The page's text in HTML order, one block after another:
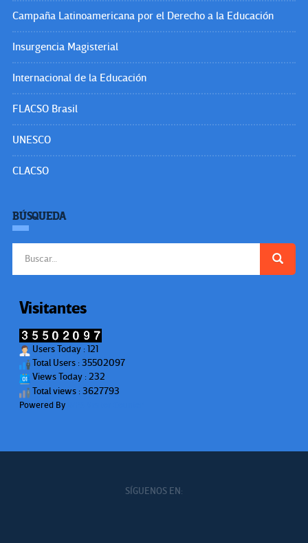
Campaña Latinoamericana por el Derecho a la Educación
Insurgencia Magisterial
Internacional de la Educación
FLACSO Brasil
UNESCO
CLACSO
BÚSQUEDA
Visitantes
Users Today : 121
Total Users : 35502097
Views Today : 232
Total views : 3627793
Powered By
SÍGUENOS EN: